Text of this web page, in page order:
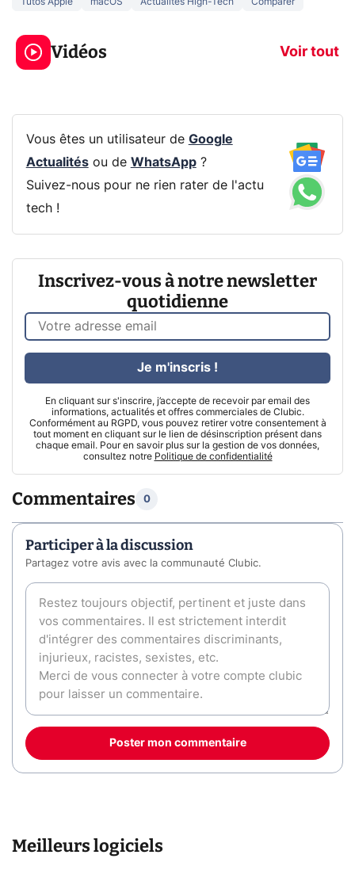
Vidéos Voir tout
3 écrans en 1 pour
319€ ? Voici L'AOC
CQ32G4ZA !
5
prochaine
Vous êtes un utilisateur de Google
Actualitésou de WhatsApp?
Suivez-nous pour ne rien rater de l'actu
tech !
Inscrivez-vous à notre newsletter
quotidienne
En cliquant sur s'inscrire, j’accepte de recevoir par email des
informations, actualités et offres commerciales de Clubic.
Conformément au RGPD, vous pouvez retirer votre consentement à
tout moment en cliquant sur le lien de désinscription présent dans
chaque email. Pour en savoir plus sur la gestion de vos données,
consultez notre Politique de confidentialité
Je m'inscris !
Commentaires 0
Participer à la discussion
Partagez votre avis avec la communauté Clubic.
Poster mon commentaire
Meilleurs logiciels